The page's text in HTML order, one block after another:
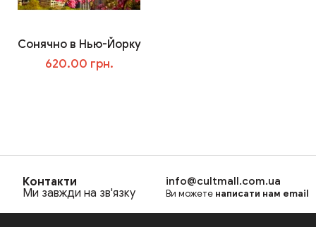
Сонячно в Нью-Йорку
620.00 грн.
Контакти
Ми завжди на зв'язку
info@cultmall.com.ua
Ви можете написати нам email